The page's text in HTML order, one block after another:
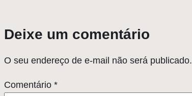
Deixe um comentário
O seu endereço de e-mail não será publicado.
Comentário *